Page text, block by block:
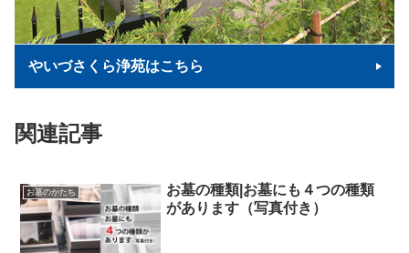
やいづさくら浄苑はこちら
関連記事
お墓のかたち
お墓の種類|お墓にも４つの種類
があります（写真付き）